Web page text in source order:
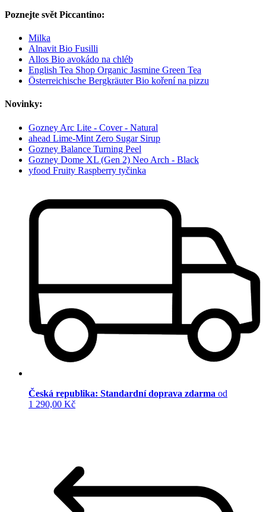
Poznejte svět Piccantino:
Milka
Alnavit Bio Fusilli
Allos Bio avokádo na chléb
English Tea Shop Organic Jasmine Green Tea
Österreichische Bergkräuter Bio koření na pizzu
Novinky:
Gozney Arc Lite - Cover - Natural
ahead Lime-Mint Zero Sugar Sirup
Gozney Balance Turning Peel
Gozney Dome XL (Gen 2) Neo Arch - Black
yfood Fruity Raspberry tyčinka
Česká republika: Standardní doprava zdarma od
1 290,00 Kč